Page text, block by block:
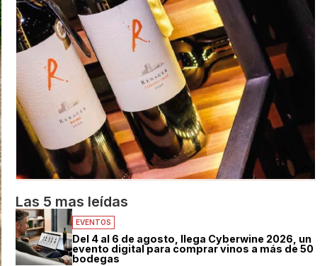
Las 5 mas leídas
EVENTOS
Del 4 al 6 de agosto, llega Cyberwine 2026, un
evento digital para comprar vinos a más de 50
bodegas